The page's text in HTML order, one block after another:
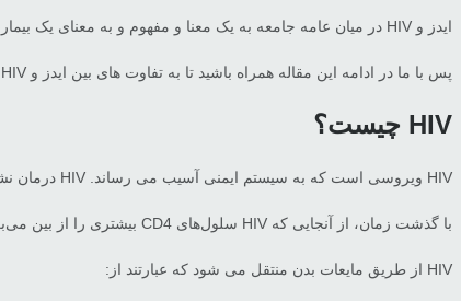
ایدز و HIV در میان عامه جامعه به یک معنا و مفهوم و به معنای یک بیماری لاعلاج شناخته شده است. اما این دو کلمه از نظر پزشکی تفاوت هایی با یکدیگر دارند که در این مقاله به تفصیل به این تفاوت و شرح حال هر یک می پردازیم.
پس با ما در ادامه این مقاله همراه باشید تا به تفاوت های بین ایدز و HIV بطور کامل پی ببرید.
HIV چیست؟
HIV ویروسی است که به سیستم ایمنی آسیب می رساند. HIV درمان نشده سلول های CD4 را که نوعی سلول ایمنی به نام سلول T هستند، تحت تاثیر قرار می دهد و آنها را از بین می برد.
با گذشت زمان، از آنجایی که HIV سلول‌های CD4 بیشتری را از بین می‌برد، احتمال ابتلای بدن به انواع بیماری‌ها و سرطان‌ها بیشتر می‌شود.
HIV از طریق مایعات بدن منتقل می شود که عبارتند از: